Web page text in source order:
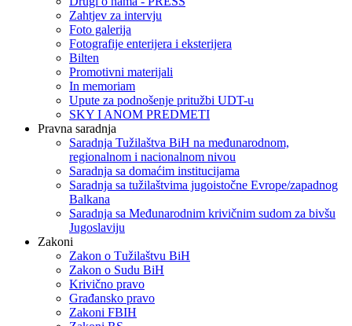
Zahtjev za intervju
Foto galerija
Fotografije enterijera i eksterijera
Bilten
Promotivni materijali
In memoriam
Upute za podnošenje pritužbi UDT-u
SKY I ANOM PREDMETI
Pravna saradnja
Saradnja Tužilaštva BiH na međunarodnom,
regionalnom i nacionalnom nivou
Saradnja sa domaćim institucijama
Saradnja sa tužilaštvima jugoistočne Evrope/zapadnog
Balkana
Saradnja sa Međunarodnim krivičnim sudom za bivšu
Jugoslaviju
Zakoni
Zakon o Тužilaštvu BiH
Zakon o Sudu BiH
Krivično pravo
Građansko pravo
Zakoni FBIH